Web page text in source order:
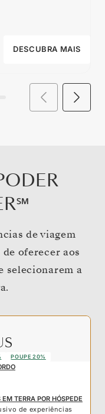
DESCUBRA MAIS
de viagem
oferecer aos
selecionarem a
POUPE 20%
TERRA POR HÓSPEDE
de experiências